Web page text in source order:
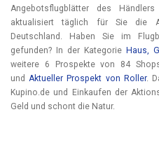
Angebotsflugblätter des
aktualisiert täglich für Sie die
Deutschland. Haben Sie im
gefunden? In der Kategorie Haus,
weitere 6 Prospekte von 84
undAktueller Prospekt von Roller.
Kupino.de und Einkaufen der
Geld und schont die Natur.